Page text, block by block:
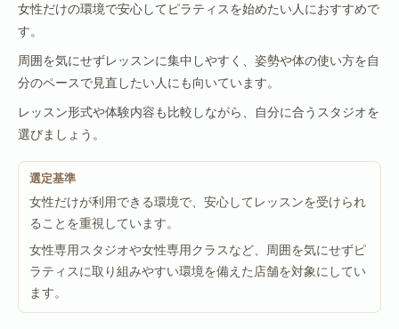
女性だけの環境で安心してピラティスを始めたい人におすすめで
す。
周囲を気にせずレッスンに集中しやすく、姿勢や体の使い方を自
分のペースで見直したい人にも向いています。
レッスン形式や体験内容も比較しながら、自分に合うスタジオを
選びましょう。
選定基準
女性だけが利用できる環境で、安心してレッスンを受けられ
ることを重視しています。
女性専用スタジオや女性専用クラスなど、周囲を気にせずピ
ラティスに取り組みやすい環境を備えた店舗を対象にしてい
ます。